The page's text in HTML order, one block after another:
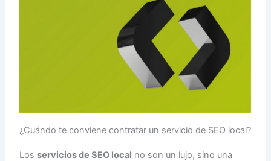
¿Cuándo te conviene contratar un servicio de SEO local?
Losservicios de SEO local no son un lujo, sino una